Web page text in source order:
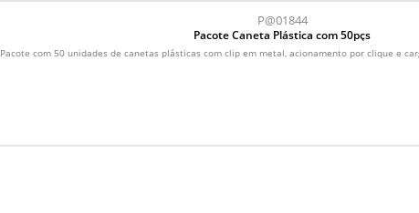
P@01844
Pacote Caneta Plástica com 50pçs
Pacote com 50 unidades de canetas plásticas com clip em metal, acionamento por clique e